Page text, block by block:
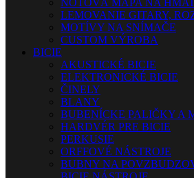
NOTOVÁ MAPA NA
LEMOVANIE GITARY,
MOTÍVY NA SNÍMAČE
CUSTOM VÝROBA
BICIE
AKUSTICKÉ BICIE
ELEKTRONICKÉ BICIE
ČINELY
BLANY
BUBENÍCKE PALIČKY A
HARDVÉR PRE BICIE
PERKUSIE
ORFFOVÉ NÁSTROJE
BUBNY NA